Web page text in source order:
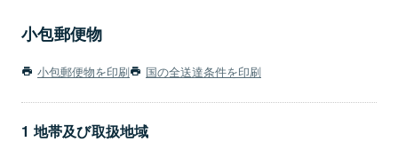
小包郵便物
小包郵便物を印刷 国の全送達条件を印刷
1 地帯及び取扱地域